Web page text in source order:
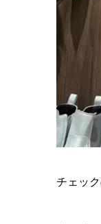
チェッ